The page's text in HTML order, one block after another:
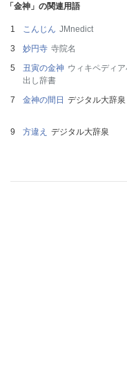
「金神」の関連用語
こんじん JMnedict
妙円寺 寺院名
丑寅の金神 ウィキペディア
出し辞書
金神の間日 デジタル大辞泉
方違え
デジタル大辞泉